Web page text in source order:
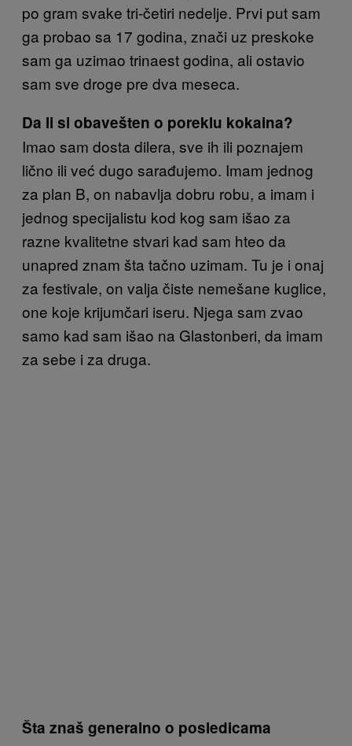
po gram svake tri-četiri nedelje. Prvi put sam
ga probao sa 17 godina, znači uz preskoke
sam ga uzimao trinaest godina, ali ostavio
sam sve droge pre dva meseca.
Da li si obavešten o poreklu kokaina?
Imao sam dosta dilera, sve ih ili poznajem
lično ili već dugo sarađujemo. Imam jednog
za plan B, on nabavlja dobru robu, a imam i
jednog specijalistu kod kog sam išao za
razne kvalitetne stvari kad sam hteo da
unapred znam šta tačno uzimam. Tu je i onaj
za festivale, on valja čiste nemešane kuglice,
one koje krijumčari iseru. Njega sam zvao
samo kad sam išao na Glastonberi, da imam
za sebe i za druga.
Šta znaš generalno o posledicama